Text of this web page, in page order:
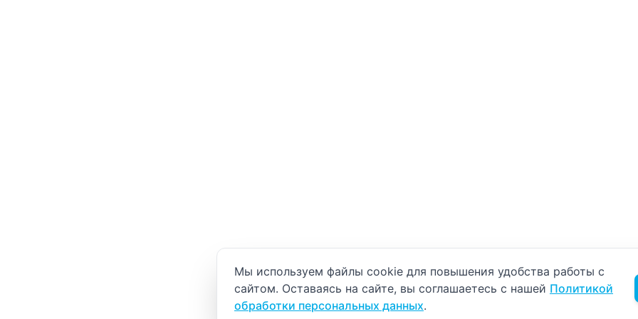
Уведомление об использовании cookie
Мы используем файлы cookie для повышения удобства работы с
сайтом. Оставаясь на сайте, вы соглашаетесь с нашей Политикой
обработки персональных данных.